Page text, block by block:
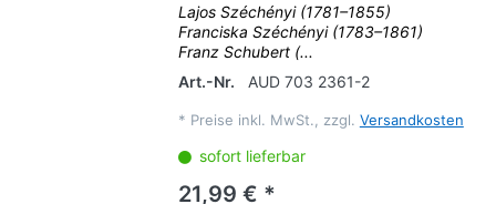
Lajos Széchényi (1781–1855)
Franciska Széchényi (1783–1861)
Franz Schubert (...
Art.-Nr.
AUD 703 2361-2
* Preise inkl. MwSt., zzgl. Versandkosten
sofort lieferbar
21,99 € *